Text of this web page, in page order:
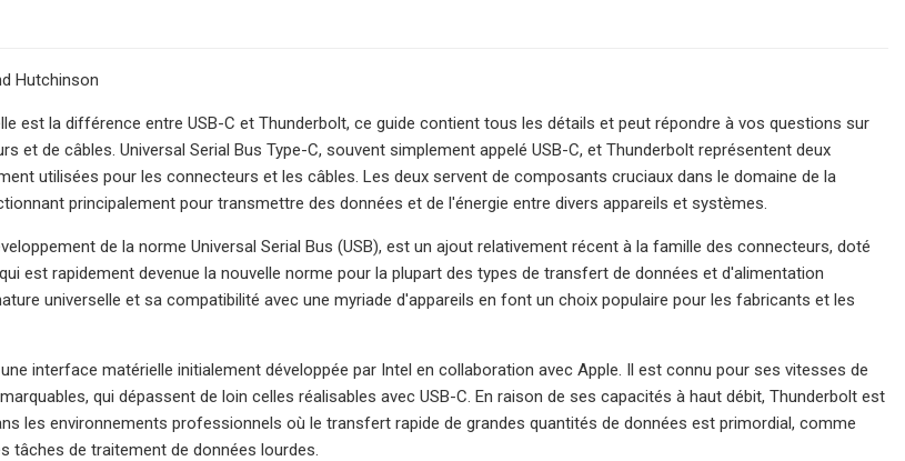
Hutchinson
est la différence entre USB-C et Thunderbolt, ce guide contient tous les détails et peut répondre à vos questions sur
et de câbles. Universal Serial Bus Type-C, souvent simplement appelé USB-C, et Thunderbolt représentent deux
utilisées pour les connecteurs et les câbles. Les deux servent de composants cruciaux dans le domaine de la
principalement pour transmettre des données et de l'énergie entre divers appareils et systèmes.
de la norme Universal Serial Bus (USB), est un ajout relativement récent à la famille des connecteurs, doté
est rapidement devenue la nouvelle norme pour la plupart des types de transfert de données et d'alimentation
universelle et sa compatibilité avec une myriade d'appareils en font un choix populaire pour les fabricants et les
interface matérielle initialement développée par Intel en collaboration avec Apple. Il est connu pour ses vitesses de
qui dépassent de loin celles réalisables avec USB-C. En raison de ses capacités à haut débit, Thunderbolt est
les environnements professionnels où le transfert rapide de grandes quantités de données est primordial, comme
tâches de traitement de données lourdes.